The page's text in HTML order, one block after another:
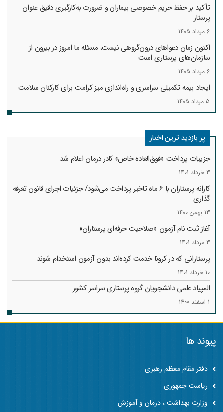
تأکید بر حفظ حریم خصوصی بیماران و ضرورت به‌کارگیری دقیق عنوان
پرستار
6 مرداد 1405
اکنون زمان دعواهای درون‌گروهی نیست، مسئله ما امروز در بیرون از
سازمان‌های پرستاری است
6 مرداد 1405
ایجاد بیمه تکمیلی سراسری و راه‌اندازی میز کرامت برای کارکنان سلامت
5 مرداد 1405
پر بازدید ترین اخبار
جزییات پرداخت «فوق‌العاده خاص» کادر درمان اعلام شد
3 خرداد 1401
کارانه‌ پرستاران با 6 ماه تاخیر پرداخت می‌شود/ جزئیات اجرای قانون تعرفه
گذاری
13 بهمن 1400
آغاز ثبت نام آزمون «صلاحیت حرفه‌ای پرستاران»
3 مرداد 1401
پرستارانی که در کرونا خدمت کرد‌ه‌اند بدون آزمون استخدام شوند
10 خرداد 1401
المپیاد علمی دانشجویان گروه پرستاری سراسر کشور
1 اسفند 1400
پیوند ها
دفتر مقام معظم رهبری
ریاست جمهوری
وزارت بهداشت ، درمان و آموزش